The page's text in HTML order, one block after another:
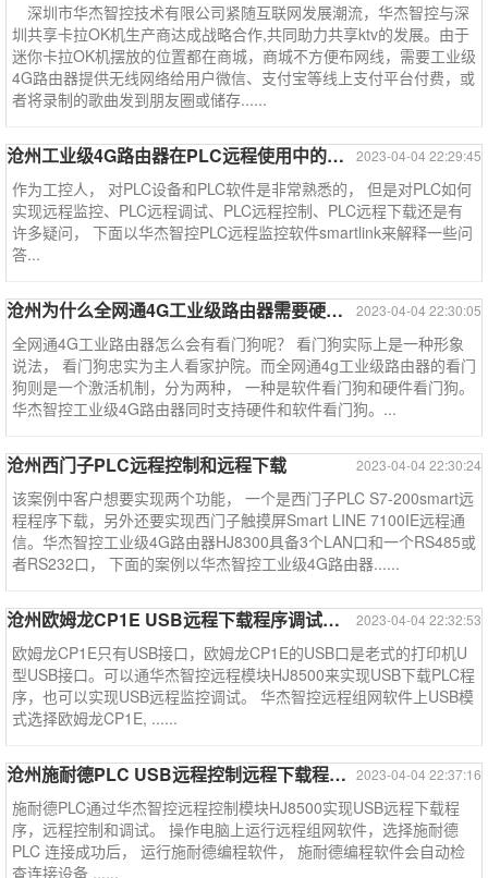
深圳市华杰智控技术有限公司紧随互联网发展潮流，华杰智控与深
圳共享卡拉OK机生产商达成战略合作,共同助力共享ktv的发展。由于
迷你卡拉OK机摆放的位置都在商城，商城不方便布网线，需要工业级
4G路由器提供无线网络给用户微信、支付宝等线上支付平台付费，或
者将录制的歌曲发到朋友圈或储存......
2023-04-04 22:29:45
沧州工业级4G路由器在PLC远程使用中的一些问答
作为工控人， 对PLC设备和PLC软件是非常熟悉的， 但是对PLC如何
实现远程监控、PLC远程调试、PLC远程控制、PLC远程下载还是有
许多疑问， 下面以华杰智控PLC远程监控软件smartlink来解释一些问
答...
2023-04-04 22:30:05
沧州为什么全网通4G工业级路由器需要硬件看门狗？
全网通4G工业路由器怎么会有看门狗呢？ 看门狗实际上是一种形象
说法， 看门狗忠实为主人看家护院。而全网通4g工业级路由器的看门
狗则是一个激活机制，分为两种， 一种是软件看门狗和硬件看门狗。
华杰智控工业级4G路由器同时支持硬件和软件看门狗。...
2023-04-04 22:30:24
沧州西门子PLC远程控制和远程下载
该案例中客户想要实现两个功能， 一个是西门子PLC S7-200smart远
程程序下载，另外还要实现西门子触摸屏Smart LINE 7100IE远程通
信。华杰智控工业级4G路由器HJ8300具备3个LAN口和一个RS485或
者RS232口， 下面的案例以华杰智控工业级4G路由器......
2023-04-04 22:32:53
沧州欧姆龙CP1E USB远程下载程序调试监控--欧姆龙系列案例
欧姆龙CP1E只有USB接口，欧姆龙CP1E的USB口是老式的打印机U
型USB接口。可以通华杰智控远程模块HJ8500来实现USB下载PLC程
序，也可以实现USB远程监控调试。 华杰智控远程组网软件上USB模
式选择欧姆龙CP1E, ......
2023-04-04 22:37:16
沧州施耐德PLC USB远程控制远程下载程序调试----施耐德系列
施耐德PLC通过华杰智控远程控制模块HJ8500实现USB远程下载程
序，远程控制和调试。 操作电脑上运行远程组网软件，选择施耐德
PLC 连接成功后， 运行施耐德编程软件， 施耐德编程软件会自动检
查连接设备 ......